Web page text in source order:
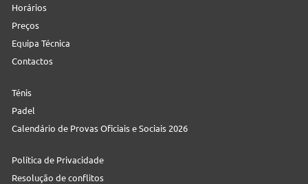
Horários
Preços
Equipa Técnica
Contactos
Ténis
Padel
Calendário de Provas Oficiais e Sociais 2026
Política de Privacidade
Resolução de conflitos